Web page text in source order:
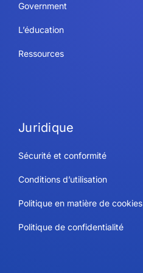
Government
L’éducation
Ressources
Juridique
Sécurité et conformité
Conditions d’utilisation
Politique en matière de cookies
Politique de confidentialité